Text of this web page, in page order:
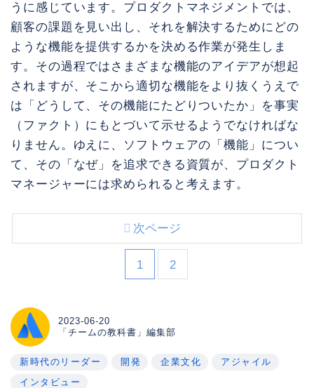
うに感じています。プロダクトマネジメントでは、
顧客の課題を見い出し、それを解決するためにどの
ような機能を提供するかを決める作業が発生しま
す。その過程ではさまざまな機能のアイデアが想起
されますが、そこから適切な機能をより抜くうえで
は「どうして、その機能にたどりついたか」を事実
（ファクト）にもとづいて示せるようでなければな
りません。ゆえに、ソフトウェアの「機能」につい
て、その「なぜ」を追求できる資質が、プロダクト
マネージャーには求められると考えます。
1 2
次ページ
2023-06-20
「チームの教科書」編集部
新時代のリーダー 開発 企業文化
アジャイル
インタビュー